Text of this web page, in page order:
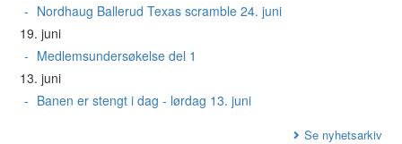
Nordhaug Ballerud Texas scramble 24. juni
19. juni
Medlemsundersøkelse del 1
13. juni
Banen er stengt i dag - lørdag 13. juni
Se nyhetsarkiv